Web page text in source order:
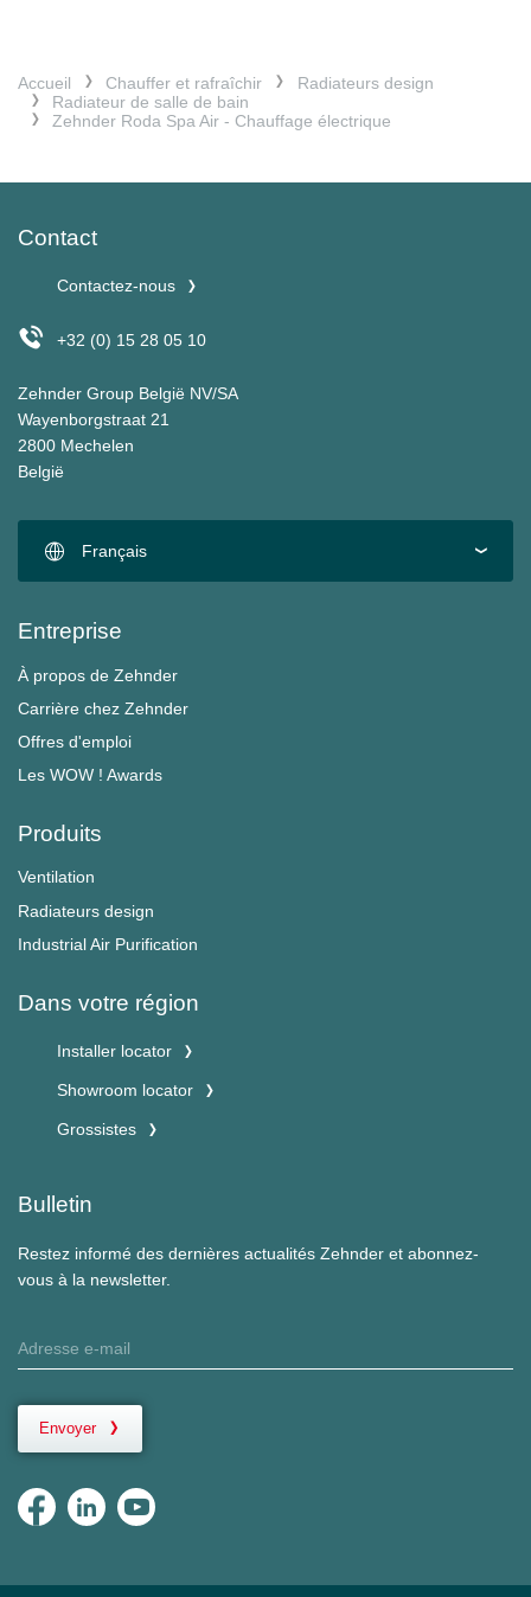
Accueil Chauffer et rafraîchir
Radiateurs design
Radiateur de salle de bain
Zehnder Roda Spa Air - Chauffage électrique
Contact
Contactez-nous
+32 (0) 15 28 05 10
Zehnder Group België NV/SA
Wayenborgstraat 21
2800 Mechelen
België
Français
Entreprise
À propos de Zehnder
Carrière chez Zehnder
Offres d'emploi
Les WOW ! Awards
Produits
Ventilation
Radiateurs design
Industrial Air Purification
Dans votre région
Installer locator
Showroom locator
Grossistes
Bulletin
Restez informé des dernières actualités Zehnder et abonnez-
vous à la newsletter.
Envoyer